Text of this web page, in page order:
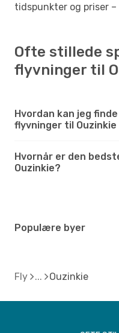
tidspunkter og priser
Ofte stillede
flyvninger til
Hvordan kan jeg
flyvninger til Ouzinkie
Hvornår er den
Ouzinkie?
Populære byer
Fly Ouzinkie